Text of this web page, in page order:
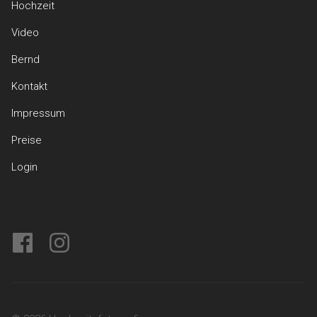
Hochzeit
Video
Bernd
Kontakt
Impressum
Preise
Login